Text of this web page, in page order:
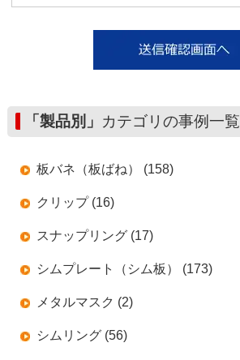
「製品別」 カテゴリの事例一覧
板バネ（板ばね） (158)
クリップ (16)
スナップリング (17)
シムプレート（シム板） (173)
メタルマスク (2)
シムリング (56)